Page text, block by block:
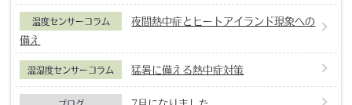
温度センサーコラム
夜間熱中症とヒートアイランド現象への
備え
温湿度センサーコラム 猛暑に備える熱中症対策